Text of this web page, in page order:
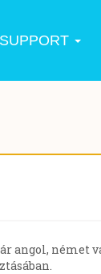
SUPPORT
angol, német